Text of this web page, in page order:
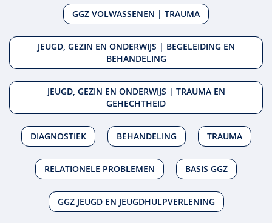
GGZ VOLWASSENEN | TRAUMA
JEUGD, GEZIN EN ONDERWIJS | BEGELEIDING EN
BEHANDELING
JEUGD, GEZIN EN ONDERWIJS | TRAUMA EN
GEHECHTHEID
DIAGNOSTIEK BEHANDELING TRAUMA
RELATIONELE PROBLEMEN BASIS GGZ
GGZ JEUGD EN JEUGDHULPVERLENING